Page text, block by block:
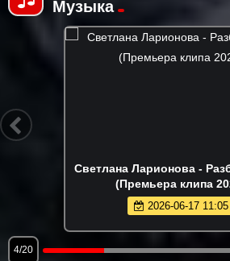
Музыка
Светлана Ларионова -
(Премьера клипа
2026-06-17 11:05
4/20